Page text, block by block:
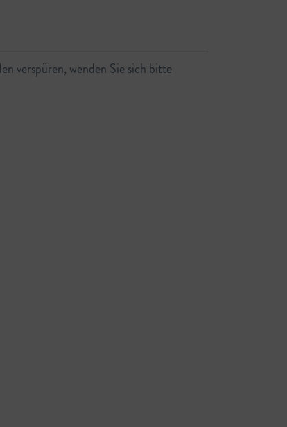
verspüren, wenden Sie sich bitte